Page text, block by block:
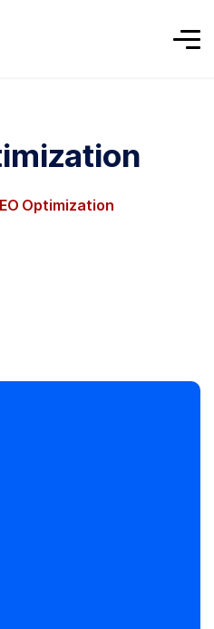
Optimization